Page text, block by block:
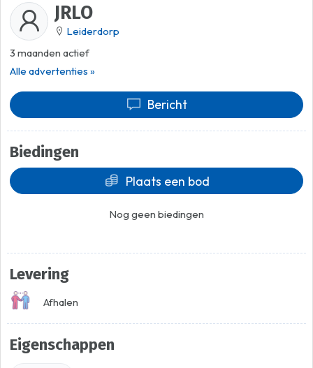
JRLO
Leiderdorp
3 maanden actief
Alle advertenties »
Bericht
Biedingen
Plaats een bod
Nog geen biedingen
Levering
Afhalen
Eigenschappen